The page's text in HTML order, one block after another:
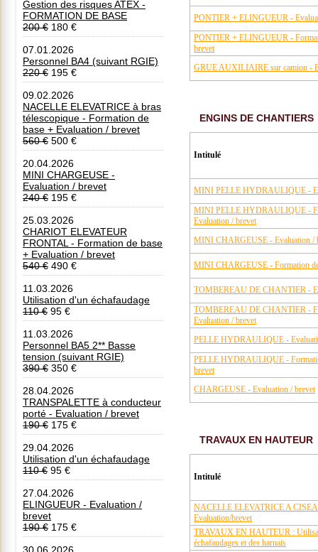
Gestion des risques ATEX -
FORMATION DE BASE
200 € 180 €
07.01.2026
Personnel BA4 (suivant RGIE)
220 € 195 €
09.02.2026
NACELLE ELEVATRICE à bras
télescopique - Formation de
base + Evaluation / brevet
560 € 500 €
20.04.2026
MINI CHARGEUSE -
Evaluation / brevet
240 € 195 €
25.03.2026
CHARIOT ELEVATEUR
FRONTAL - Formation de base
+ Evaluation / brevet
540 € 490 €
11.03.2026
Utilisation d'un échafaudage
110 € 95 €
11.03.2026
Personnel BA5 2** Basse
tension (suivant RGIE)
390 € 350 €
28.04.2026
TRANSPALETTE à conducteur
porté - Evaluation / brevet
190 € 175 €
29.04.2026
Utilisation d'un échafaudage
110 € 95 €
27.04.2026
ELINGUEUR - Evaluation /
brevet
190 € 175 €
PONTIER + ELINGUEUR -
PONTIER + ELINGUEUR -
brevet
GRUE AUXILIAIRE sur camion -
ENGINS DE CHANTIERS
Intitulé
MINI PELLE HYDRAULIQUE -
MINI PELLE HYDRAULIQUE -
Evaluation / brevet
MINI CHARGEUSE - Evaluation /
MINI CHARGEUSE - Formation
TOMBEREAU DE CHANTIER -
TOMBEREAU DE CHANTIER -
Evaluation / brevet
PELLE HYDRAULIQUE -
PELLE HYDRAULIQUE -
brevet
CHARGEUSE - Evaluation / brevet
TRAVAUX EN HAUTEUR
Intitulé
NACELLE ELEVATRICE A
Evaluation/brevet
TRAVAUX EN HAUTEUR :
échafaudages et des harnais